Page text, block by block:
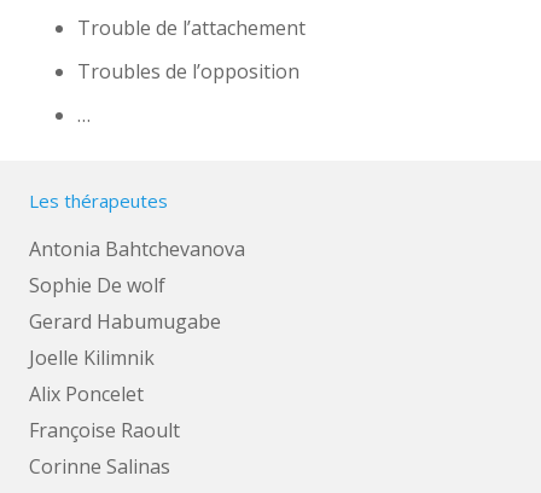
Trouble de l’attachement
Troubles de l’opposition
…
Les thérapeutes
Antonia Bahtchevanova
Sophie De wolf
Gerard Habumugabe
Joelle Kilimnik
Alix Poncelet
Françoise Raoult
Corinne Salinas